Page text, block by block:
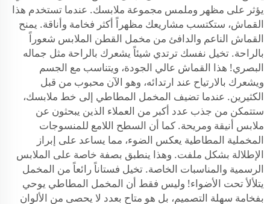
يؤثر على مظهر وملمس مجموعة ملابسك. عندما تستخدم هذا
القماش، ستكتسب مشاريعك مظهراً أكثر فخامة وأناقة. يمنح
القماش الناعم والدافئ من مخمل القطن الملابس شعوراً
بالراحة. تخيل نفسك ترتدي شيئاً يشعرك بالراحة مثل جماله
البصري! هذا القماش عالي الجودة، ويتناسب مع الجسم
ويشعرك بالارتياح عند ارتدائه، وهو الآن محبوب من قبل
الكثيرين. عندما تضيف المخمل المطاطي إلى خط ملابسك،
ستتمكن من جذب عدد أكبر من العملاء الذين يبحثون عن
ملابس أنيقة ومريحة. كما أن السطح اللامع للمنسوجات
المخملية المطاطية يعكس الضوء، مما يساعد على إبراز
الإطلالة بشكل ملفت. وهذا ينطبق بصفة خاصة على الملابس
الرسمية والمناسبات الخاصة. تخيل فستاناً رائعاً من المخمل
يتلألأ تحت الأضواء! وليس فقط أن المخمل المطاطي يوحي
بفخامة سهلة التصميم، بل هو متاح بعدد لا يحصى من الألوان